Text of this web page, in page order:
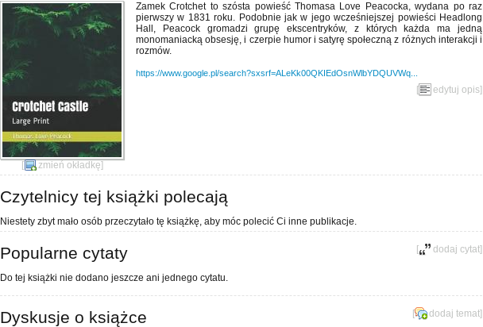
[ zmień okładkę]
Zamek Crotchet to szósta powieść Thomasa Love Peacocka, wydana po raz
pierwszy w 1831 roku. Podobnie jak w jego wcześniejszej powieści Headlong
Hall, Peacock gromadzi grupę ekscentryków, z których każda ma jedną
monomaniacką obsesję, i czerpie humor i satyrę społeczną z różnych interakcji i
rozmów.
https://www.google.pl/search?sxsrf=ALeKk00QKIEdOsnWlbYDQUVWq...
[ edytuj opis]
Czytelnicy tej książki polecają
Niestety zbyt mało osób przeczytało tę książkę, aby móc polecić Ci inne publikacje.
[ dodaj cytat]
Popularne cytaty
Do tej książki nie dodano jeszcze ani jednego cytatu.
[ dodaj temat]
Dyskusje o książce